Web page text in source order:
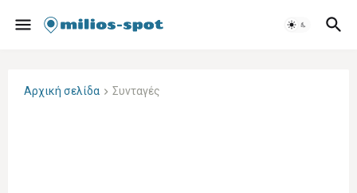
Αρχική σελίδα Συνταγές